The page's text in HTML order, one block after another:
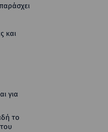
και
για
το